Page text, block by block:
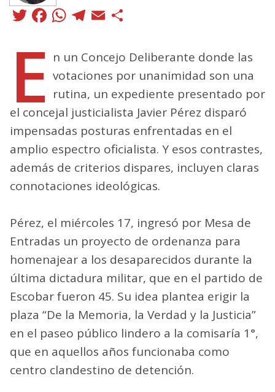
Twitter
Facebook
WhatsApp
Telegram
Email
E n un Concejo Deliberante donde las
votaciones por unanimidad son una
rutina, un expediente presentado por
el concejal justicialista Javier Pérez disparó
impensadas posturas enfrentadas en el
amplio espectro oficialista. Y esos contrastes,
además de criterios dispares, incluyen claras
connotaciones ideológicas.
Pérez, el miércoles 17, ingresó por Mesa de
Entradas un proyecto de ordenanza para
homenajear a los desaparecidos durante la
última dictadura militar, que en el partido de
Escobar fueron 45. Su idea plantea erigir la
plaza “De la Memoria, la Verdad y la Justicia”
en el paseo público lindero a la comisaría 1°,
que en aquellos años funcionaba como
centro clandestino de detención.